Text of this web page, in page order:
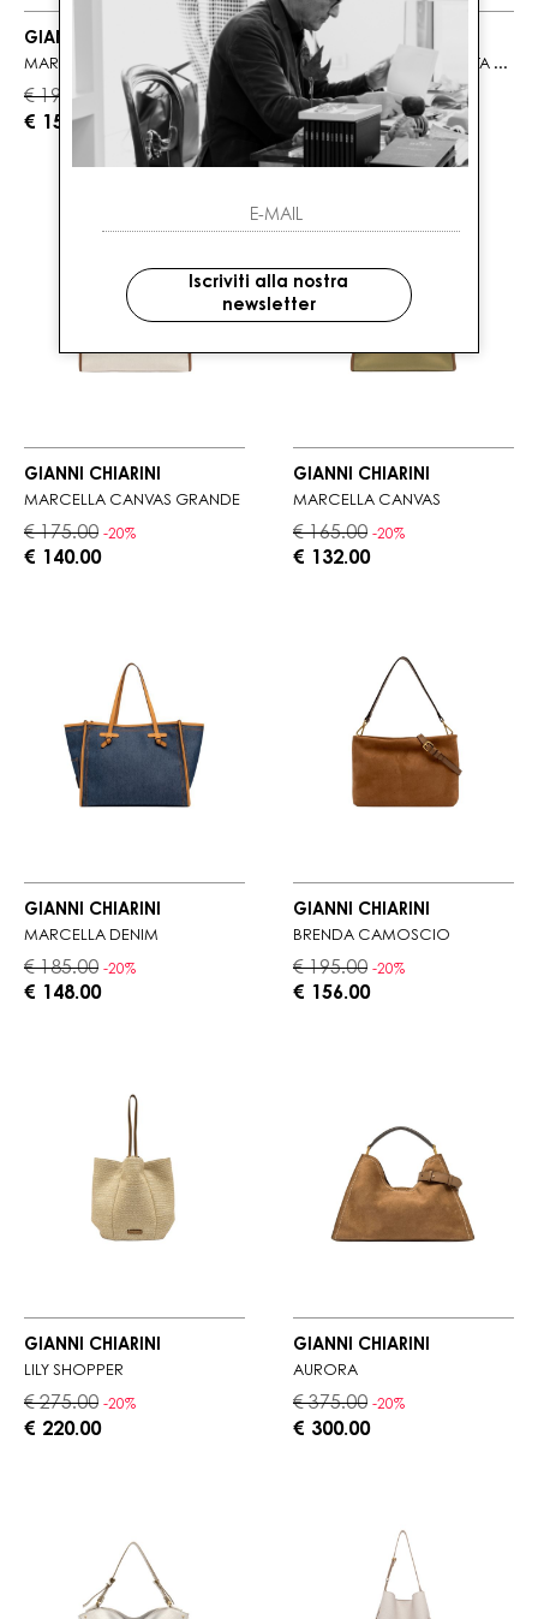
GIANNI CHIARINI
MARCELLA DENIM GRANDE
€ 195.00 -20%
€ 156.00
GIANNI CHIARINI
MARCELLA SCAMOSCIATA GRANDE
€ 285.00 -20%
€ 228.00
GIANNI CHIARINI
MARCELLA CANVAS GRANDE
€ 175.00 -20%
€ 140.00
GIANNI CHIARINI
MARCELLA CANVAS
€ 165.00 -20%
€ 132.00
GIANNI CHIARINI
MARCELLA DENIM
€ 185.00 -20%
€ 148.00
GIANNI CHIARINI
BRENDA CAMOSCIO
€ 195.00 -20%
€ 156.00
GIANNI CHIARINI
LILY SHOPPER
€ 275.00 -20%
€ 220.00
GIANNI CHIARINI
AURORA
€ 375.00 -20%
€ 300.00
Iscriviti alla nostra
newsletter